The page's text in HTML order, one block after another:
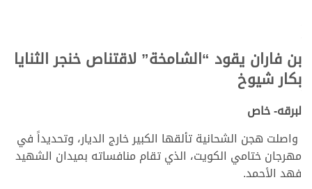
بن فاران يقود “الشامخة” لاقتناص خنجر الثنايا
بكار شيوخ
لبرقه- خاص
واصلت هجن الشحانية تألقها الكبير خارج الديار، وتحديداً في
مهرجان ختامي الكويت، الذي تقام منافساته بميدان الشهيد
فهد الأحمد.